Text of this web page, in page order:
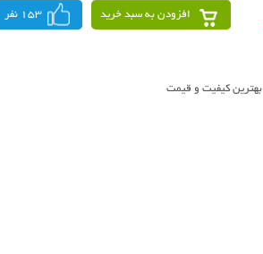
افزودن به سبد خرید 153 نفر
بهترین کیفیت و قیمت